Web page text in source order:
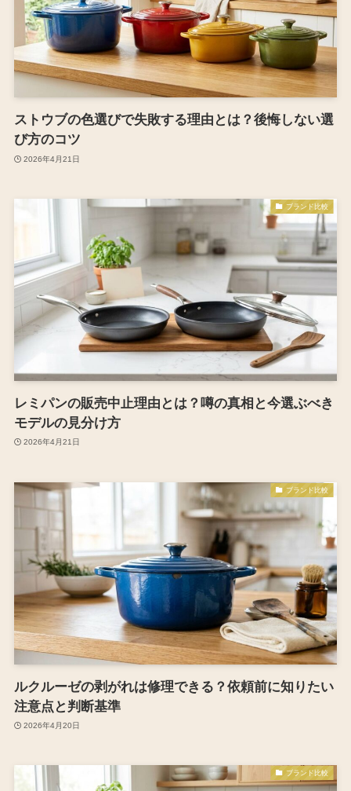
ストウブの色選びで失敗する理由とは？後悔しない選
び方のコツ
2026年4月21日
ブランド比較
レミパンの販売中止理由とは？噂の真相と今選ぶべき
モデルの見分け方
2026年4月21日
ブランド比較
ルクルーゼの剥がれは修理できる？依頼前に知りたい
注意点と判断基準
2026年4月20日
ブランド比較